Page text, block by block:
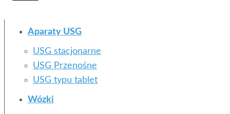
Aparaty USG
USG stacjonarne
USG Przenośne
USG typu tablet
Wózki